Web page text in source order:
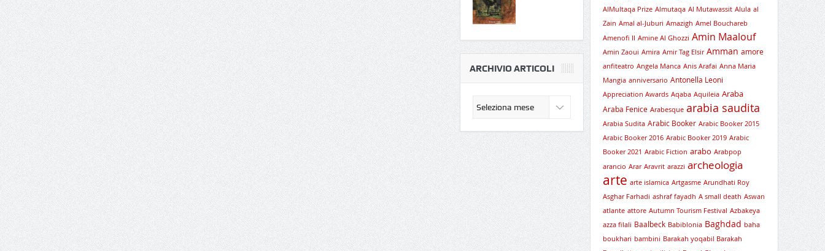
ARCHIVIO ARTICOLI
AlMultaqa Prize Almutaqa Al Mutawassit Alula al
Zain Amal al-Juburi Amazigh Amel Bouchareb
Amenofi II Amine Al Ghozzi Amin Maalouf
Amin Zaoui Amira Amir Tag Elsir Amman amore
anfiteatro Angela Manca Anis Arafai Anna Maria
Mangia anniversario Antonella Leoni
Appreciation Awards Aqaba Aquileia Araba
Araba Fenice Arabesque arabia saudita
Arabia Sudita Arabic Booker Arabic Booker 2015
Arabic Booker 2016 Arabic Booker 2019 Arabic
Booker 2021 Arabic Fiction arabo Arabpop
arancio Arar Aravrit arazzi archeologia
arte arte islamica Artgasme Arundhati Roy
Asghar Farhadi ashraf fayadh A small death Aswan
atlante attore Autumn Tourism Festival Azbakeya
azza filali Baalbeck Babiblonia Baghdad baha
boukhari bambini Barakah yoqabil Barakah